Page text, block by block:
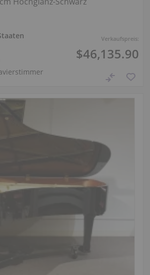
Verkaufspreis:
$46,135.90